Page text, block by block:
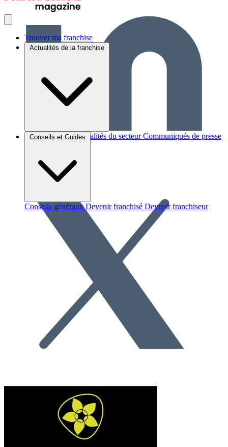
Trouver ma franchise
Actualités de la franchise
Brèves et actus Actualités du secteur Communiqués de presse
Conseils et Guides
Conseils généraux Devenir franchisé Devenir franchiseur